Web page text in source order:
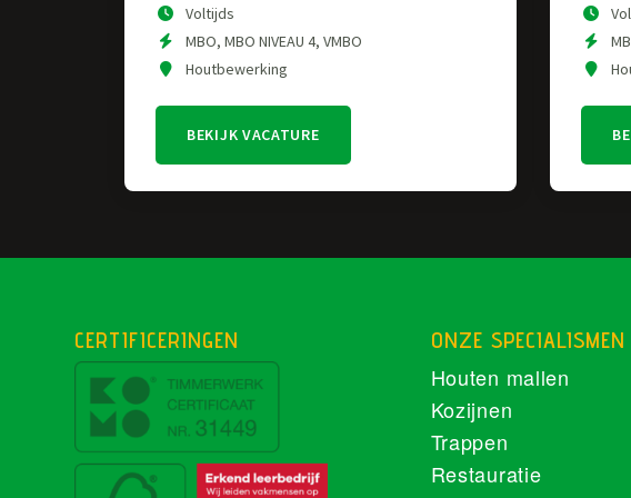
Voltijds
MBO, MBO NIVEAU 4, VMBO
Houtbewerking
BEKIJK VACATURE
CERTIFICERINGEN ONZE SPECIALISMEN
Houten mallen
Kozijnen
Trappen
Restauratie